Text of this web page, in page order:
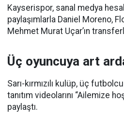
Kayserispor, sanal medya
paylaşımlarla Daniel Moreno,
Mehmet Murat Uçar’ın
Üç oyuncuya art
Sarı-kırmızılı kulüp, üç futbolcu
tanıtım videolarını “Ailemize
paylaştı.